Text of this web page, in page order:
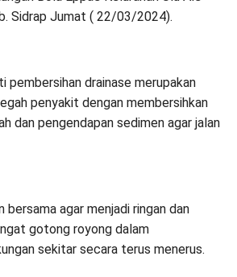
Sidrap Jumat ( 22/03/2024).
pembersihan drainase merupakan
penyakit dengan membersihkan
dan pengendapan sedimen agar jalan
bersama agar menjadi ringan dan
gotong royong dalam
sekitar secara terus menerus.